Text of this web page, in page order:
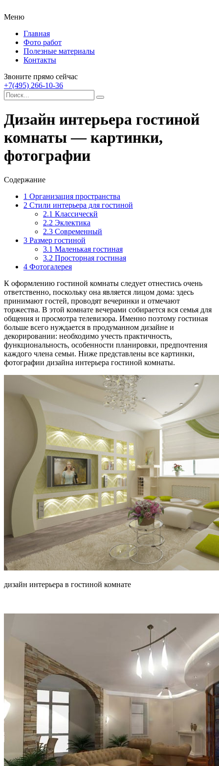
Меню
Главная
Фото работ
Полезные материалы
Контакты
Звоните прямо сейчас
+7(495) 266-10-36
Дизайн интерьера гостиной
комнаты — картинки,
фотографии
Содержание
1 Организация пространства
2 Стили интерьера для гостиной
2.1 Классическй
2.2 Эклектика
2.3 Современный
3 Размер гостиной
3.1 Маленькая гостиная
3.2 Просторная гостиная
4 Фотогалерея
К оформлению гостиной комнаты следует отнестись очень
ответственно, поскольку она является лицом дома: здесь
принимают гостей, проводят вечеринки и отмечают
торжества. В этой комнате вечерами собирается вся семья для
общения и просмотра телевизора. Именно поэтому гостиная
больше всего нуждается в продуманном дизайне и
декорировании: необходимо учесть практичность,
функциональность, особенности планировки, предпочтения
каждого члена семьи. Ниже представлены все картинки,
фотографии дизайна интерьера гостиной комнаты.
дизайн интерьера в гостиной комнате